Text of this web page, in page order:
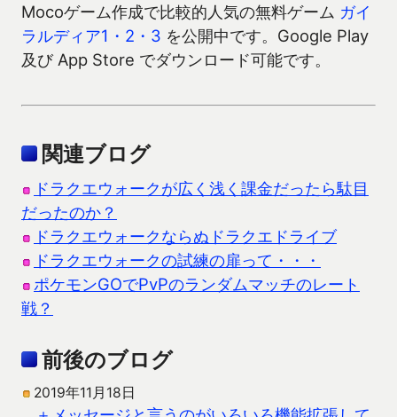
Mocoゲーム作成で比較的人気の無料ゲーム ガイ
ラルディア1・2・3 を公開中です。Google Play
及び App Store でダウンロード可能です。
関連ブログ
ドラクエウォークが広く浅く課金だったら駄目
だったのか？
ドラクエウォークならぬドラクエドライブ
ドラクエウォークの試練の扉って・・・
ポケモンGOでPvPのランダムマッチのレート
戦？
前後のブログ
2019年11月18日